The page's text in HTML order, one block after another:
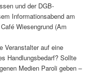
und der DGB-
Informationsabend am
Wiesengrund (Am
Veranstalter auf eine
Handlungsbedarf? Sollte
Medien Paroli geben –